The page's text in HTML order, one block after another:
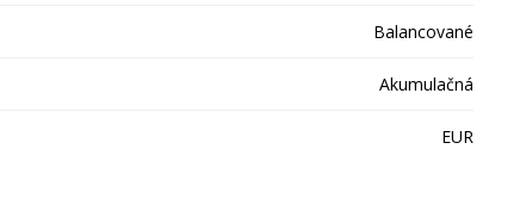
Balancované
Akumulačná
EUR